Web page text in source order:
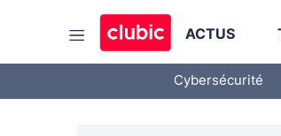
ACTUS
Cybersécurité